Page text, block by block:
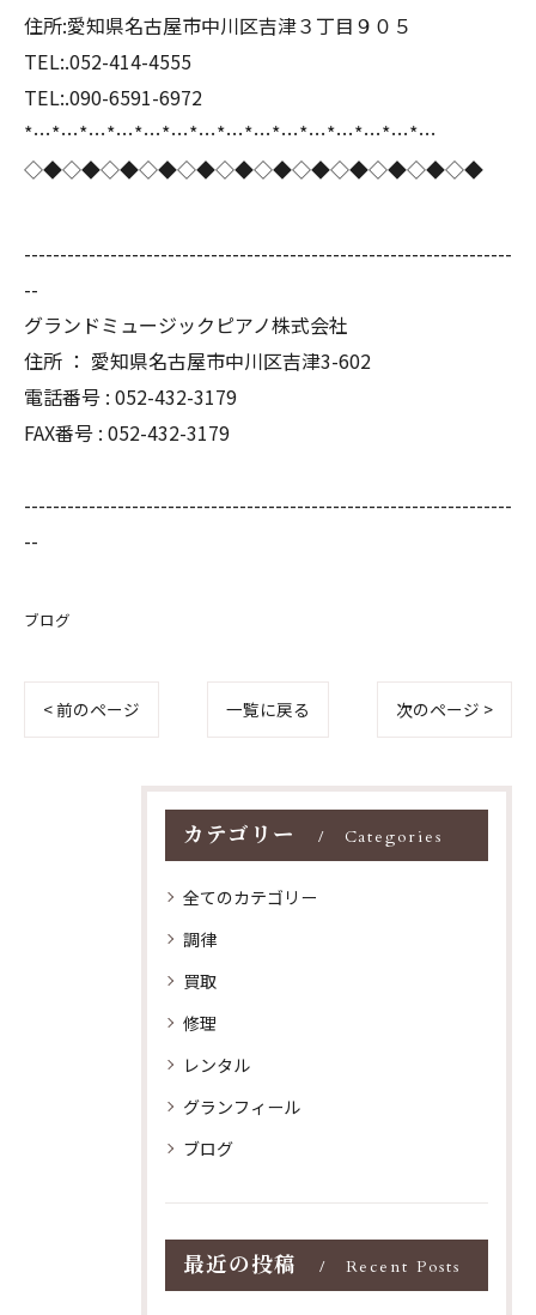
住所:愛知県名古屋市中川区吉津３丁目９０５
TEL:.052-414-4555
TEL:.090-6591-6972
*…*…*…*…*…*…*…*…*…*…*…*…*…*…*…
◇◆◇◆◇◆◇◆◇◆◇◆◇◆◇◆◇◆◇◆◇◆◇◆
--------------------------------------------------------------------
--
グランドミュージックピアノ株式会社
住所 ： 愛知県名古屋市中川区吉津3-602
電話番号 : 052-432-3179
FAX番号 : 052-432-3179
--------------------------------------------------------------------
--
ブログ
< 前のページ 一覧に戻る 次のページ >
カテゴリー Categories
全てのカテゴリー
調律
買取
修理
レンタル
グランフィール
ブログ
最近の投稿 Recent Posts